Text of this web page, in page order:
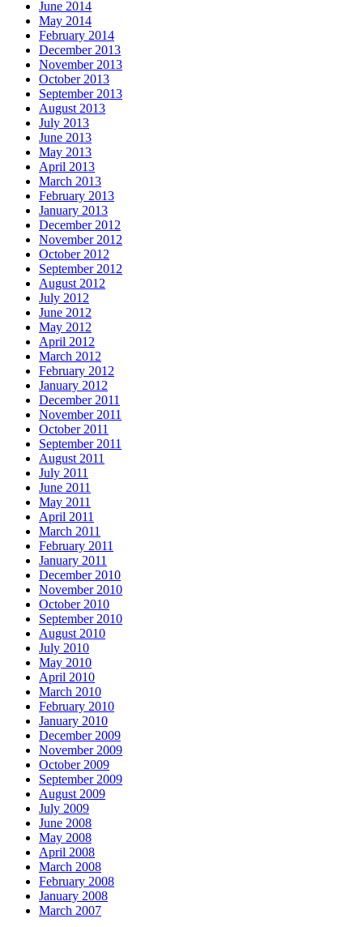
June 2014
May 2014
February 2014
December 2013
November 2013
October 2013
September 2013
August 2013
July 2013
June 2013
May 2013
April 2013
March 2013
February 2013
January 2013
December 2012
November 2012
October 2012
September 2012
August 2012
July 2012
June 2012
May 2012
April 2012
March 2012
February 2012
January 2012
December 2011
November 2011
October 2011
September 2011
August 2011
July 2011
June 2011
May 2011
April 2011
March 2011
February 2011
January 2011
December 2010
November 2010
October 2010
September 2010
August 2010
July 2010
May 2010
April 2010
March 2010
February 2010
January 2010
December 2009
November 2009
October 2009
September 2009
August 2009
July 2009
June 2008
May 2008
April 2008
March 2008
February 2008
January 2008
March 2007